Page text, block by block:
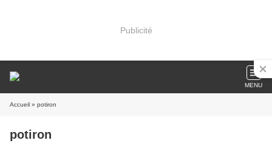
Publicité
MENU
Accueil » potiron
potiron